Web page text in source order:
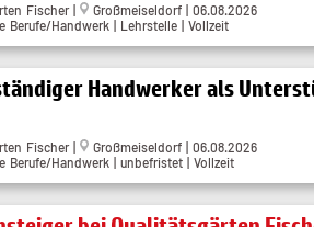
Fischer | Großmeiseldorf | 06.08.2026
Berufe/Handwerk | Lehrstelle | Vollzeit
Handwerker als
Fischer | Großmeiseldorf | 06.08.2026
Berufe/Handwerk | unbefristet | Vollzeit